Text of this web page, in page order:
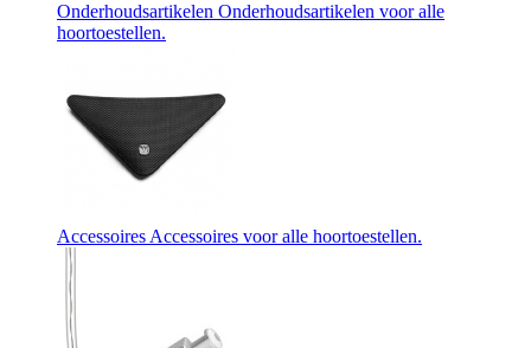
Onderhoudsartikelen Onderhoudsartikelen voor alle
hoortoestellen.
AccessoiresAccessoires voor alle hoortoestellen.